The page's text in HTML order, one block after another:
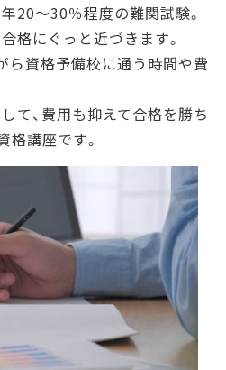
20～30％程度の難関試験。
格にぐっと近づきます。
ら資格予備校に通う時間や費
て、費用も抑えて合格を勝ち
講座です。